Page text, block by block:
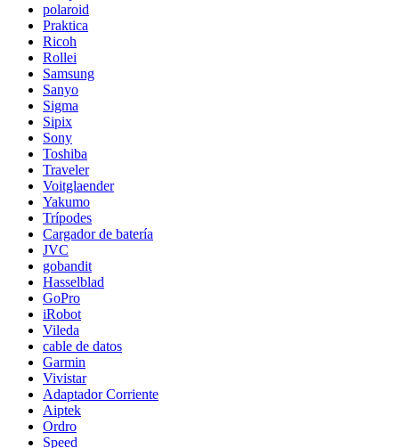
polaroid
Praktica
Ricoh
Rollei
Samsung
Sanyo
Sigma
Sipix
Sony
Toshiba
Traveler
Voitglaender
Yakumo
Trípodes
Cargador de batería
JVC
gobandit
Hasselblad
GoPro
iRobot
Vileda
cable de datos
Garmin
Vivistar
Adaptador Corriente
Aiptek
Ordro
Speed